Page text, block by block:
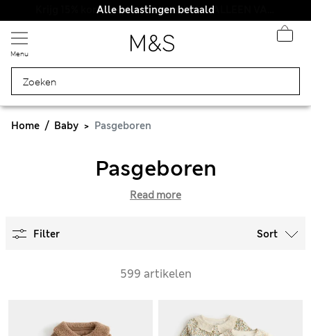
Alle belastingen betaald
Menu
Home Baby Pasgeboren
Pasgeboren
Read more
Filter Sort
599 artikelen